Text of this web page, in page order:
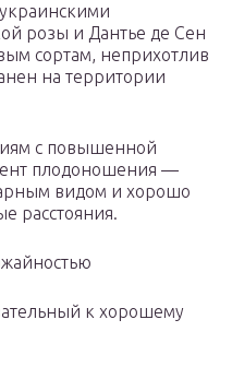
розы и Дантье де Сен
сортам, неприхотлив
на территории
с повышенной
плодоношения —
видом и хорошо
расстояния.
к хорошему